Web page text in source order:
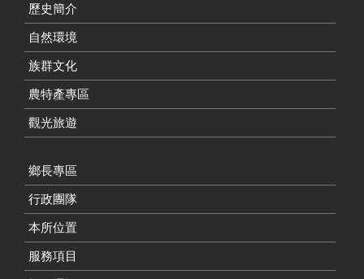
歷史簡介
自然環境
族群文化
農特產專區
觀光旅遊
鄉長專區
行政團隊
本所位置
服務項目